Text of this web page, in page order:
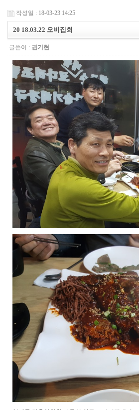
작성일 : 18-03-23 14:25
20 18.03.22 오비집회
글쓴이 : 권기현